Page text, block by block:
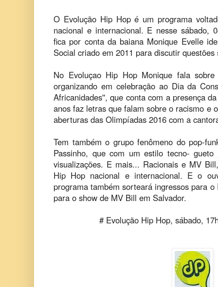
O Evolução Hip Hop é um programa
nacional e internacional. E nesse sábado,
fica por conta da baiana Monique Evelle
Social criado em 2011 para discutir
No Evoluçao Hip Hop Monique fala
organizando em celebração ao Dia da
Africanidades'', que conta com a presença
anos faz letras que falam sobre o racismo e
aberturas das Olimpíadas 2016 com a
Tem também o grupo fenômeno do pop-
Passinho, que com um estilo tecno-
visualizações. E mais... Racionais e MV
Hip Hop nacional e internacional. E o
programa também sorteará ingressos para
para o show de MV Bill em Salvador.
# Evolução Hip Hop, sábado,